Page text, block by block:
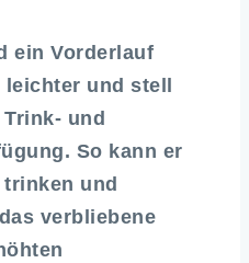
ein Vorderlauf
und stell
und
So kann er
und
verbliebene